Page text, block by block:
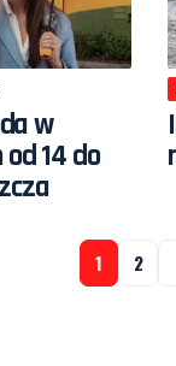
w
14 do
1 2